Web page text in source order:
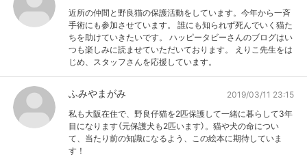
近所の仲間と野良猫の保護活動をしています。今年から一斉
手術にも参加させています。 誰にも知られず死んでいく猫た
ちを助けていきたいです。 ハッピータビーさんのブログはい
つも楽しみに読ませていただいております。 えりこ先生をは
じめ、スタッフさんを応援しています。
ふみやまがみ
2019/03/11 23:15
私も大阪在住で、野良仔猫を2匹保護して一緒に暮らして3年
目になります（元保護犬も2匹います）。猫や犬の命につい
て、当たり前の知識になるよう、この絵本に期待していま
す！